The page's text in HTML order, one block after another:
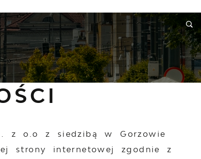
WNIOSKI I REKLAMACJE KONTAKT
z o.o z siedzibą w Gorzowie
strony internetowej
zgodnie z